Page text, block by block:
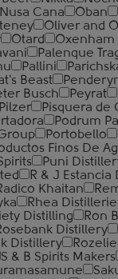
Nusa Cana Oban
Oliver and
Otard Oxenham
Palenque
Pallini
Beast
Busch Peyrat
Pilzer Pisquera de
Podrum
Portobello
Finos De
Puni
R & J
Khaitan
Rhea
Distilling Ron
Distillery
Distillery
S & B Spirits Makers